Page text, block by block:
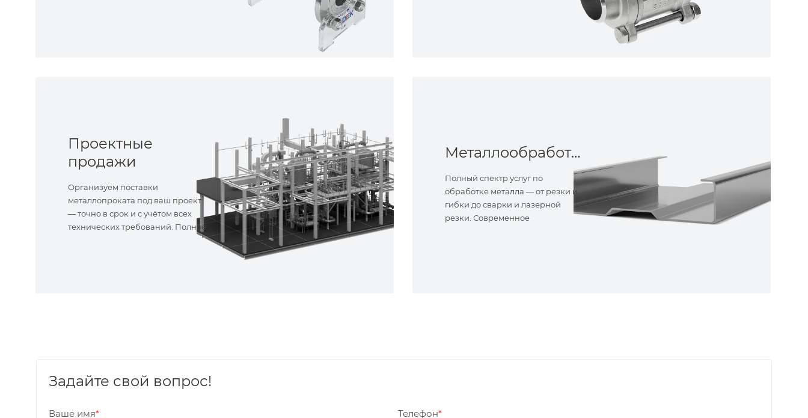
Проектные
продажи
Организуем поставки
металлопроката под ваш проект
— точно в срок и с учётом всех
технических требований. Полное
Металлообработка
Полный спектр услуг по
обработке металла — от резки и
гибки до сварки и лазерной
резки. Современное
Задайте свой вопрос!
Ваше имя* Телефон*